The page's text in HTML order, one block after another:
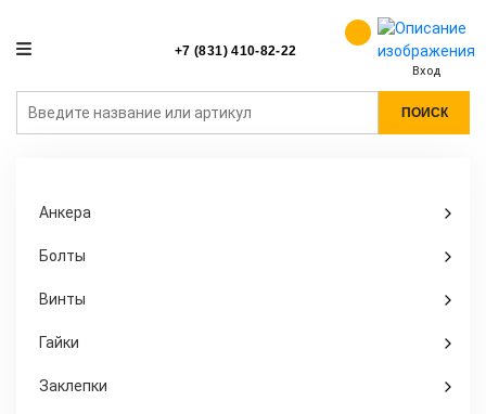
+7 (831) 410-82-22
Вход
ПОИСК
Анкера
Болты
Винты
Гайки
Заклепки